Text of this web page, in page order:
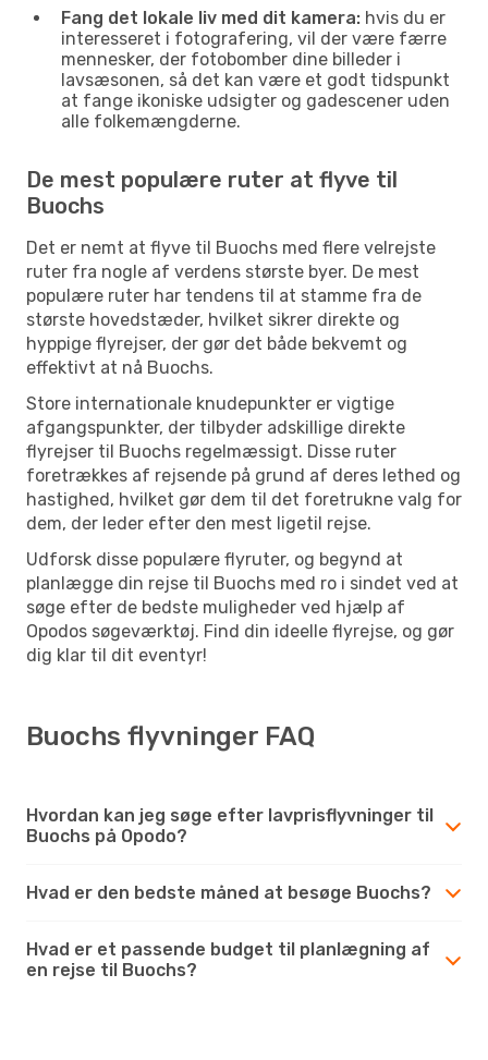
Fang det lokale liv med dit kamera: hvis du er
interesseret i fotografering, vil der være færre
mennesker, der fotobomber dine billeder i
lavsæsonen, så det kan være et godt tidspunkt
at fange ikoniske udsigter og gadescener uden
alle folkemængderne.
De mest populære ruter at flyve til
Buochs
Det er nemt at flyve til Buochs med flere velrejste
ruter fra nogle af verdens største byer. De mest
populære ruter har tendens til at stamme fra de
største hovedstæder, hvilket sikrer direkte og
hyppige flyrejser, der gør det både bekvemt og
effektivt at nå Buochs.
Store internationale knudepunkter er vigtige
afgangspunkter, der tilbyder adskillige direkte
flyrejser til Buochs regelmæssigt. Disse ruter
foretrækkes af rejsende på grund af deres lethed og
hastighed, hvilket gør dem til det foretrukne valg for
dem, der leder efter den mest ligetil rejse.
Udforsk disse populære flyruter, og begynd at
planlægge din rejse til Buochs med ro i sindet ved at
søge efter de bedste muligheder ved hjælp af
Opodos søgeværktøj. Find din ideelle flyrejse, og gør
dig klar til dit eventyr!
Buochs flyvninger FAQ
Hvordan kan jeg søge efter lavprisflyvninger til
Buochs på Opodo?
Hvad er den bedste måned at besøge Buochs?
Hvad er et passende budget til planlægning af
en rejse til Buochs?